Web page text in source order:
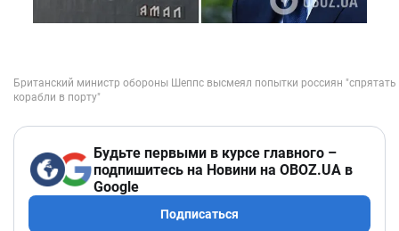
Будьте первыми в курсе главного –
подпишитесь на Новини на OBOZ.UA в
Google
Подписаться